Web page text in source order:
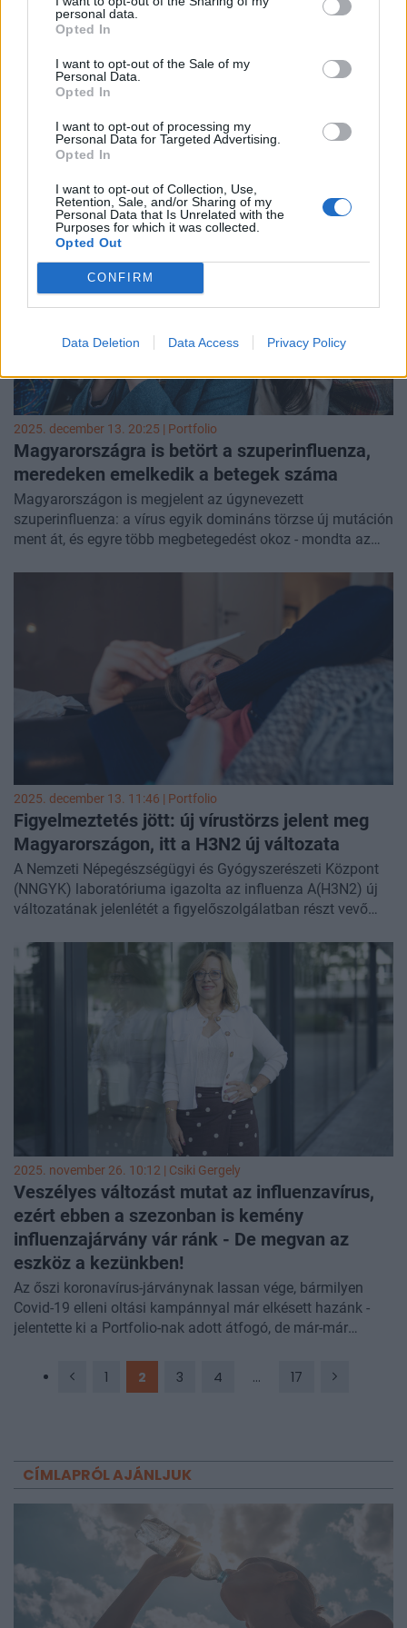
personal data.
Opted In
I want to opt-out of the Sale of my
Personal Data.
Opted In
I want to opt-out of processing my
Personal Data for Targeted Advertising.
Opted In
I want to opt-out of Collection, Use,
Retention, Sale, and/or Sharing of my
Personal Data that Is Unrelated with the
Purposes for which it was collected.
Opted Out
CONFIRM
Data Deletion Data Access Privacy Policy
2025. december 14. 08:32 | Portfolio
Kimondta a magyar kutató: ez nem
„szuperinfluenza”, csak egy újabb variáns!
Érdemes néhány dolgot tisztába tenni az idei
influenzajárvánnyal kapcsolatban –írta Facebook-oldalán
teljesen megszokott, ami most zajlik, vagyis nincs szó
„szuperinfluenzáról”, csak egy újabb variánsról.
2025. december 13. 20:25 | Portfolio
Magyarországra is betört a szuperinfluenza,
meredeken emelkedik a betegek száma
Magyarországon is megjelent az úgynevezett
szuperinfluenza: a vírus egyik domináns törzse új mutáción
ment át, és egyre több megbetegedést okoz - mondta az
2025. december 13. 11:46 | Portfolio
Figyelmeztetés jött: új vírustörzs jelent meg
Magyarországon, itt a H3N2 új változata
A Nemzeti Népegészségügyi és Gyógyszerészeti Központ
(NNGYK) laboratóriuma igazolta az influenza A(H3N2) új
változatának jelenlétét a figyelőszolgálatban részt vevő
közölte az NNGYK.
2025. november 26. 10:12 | Csiki Gergely
Veszélyes változást mutat az influenzavírus,
ezért ebben a szezonban is kemény
influenzajárvány vár ránk - De megvan az
eszköz a kezünkben!
Az őszi koronavírus-járványnak lassan vége, bármilyen
Covid-19 elleni oltási kampánnyal már elkésett hazánk -
jelentette ki a Portfolio-nak adott átfogó, de már-már
Semmelweis Egyetem Epidemiológiai és Survaillance
Központjának igazgatója, aki mindezek alapján azt
volt az akut légúti megbetegedések tekintetében, és annak
első szakaszában komolyabb többlethalálozást is mértek 5
héten keresztül, az idősek körében. Részletesen beszélt
arról is Oroszi Beatrix, hogy milyen szezon vár
Magyarországra az idei évben és felhívta a figyelmet arra,
hogy az influenza híres a kiszámíthatatlan változásairól és
most van olyan konkrét változás az egyik
influenzatörzsben, amely aggodalomra ad okot. Nem
1 2 3 4 ... 17
CÍMLAPRÓL AJÁNLJUK